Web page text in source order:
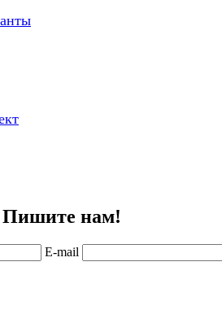
Пишите нам!
E-mail